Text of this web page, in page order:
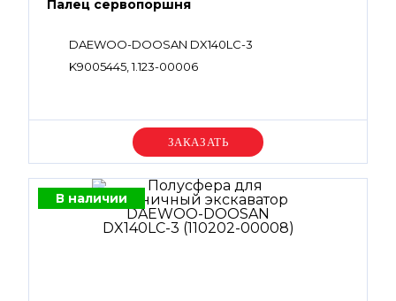
Палец сервопоршня
DAEWOO-DOOSAN DX140LC-3
K9005445, 1.123-00006
Уточняйте цену
В наличии